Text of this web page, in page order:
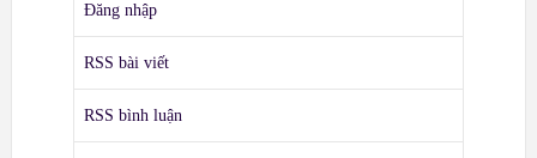
Đăng nhập
RSS bài viết
RSS bình luận